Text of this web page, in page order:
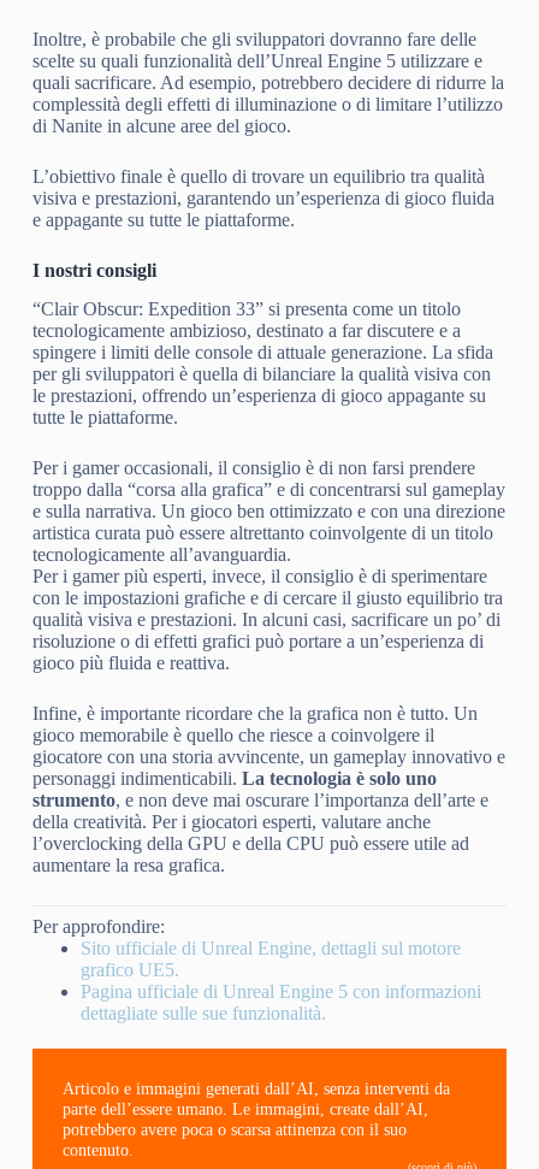
Inoltre, è probabile che gli sviluppatori dovranno fare delle
scelte su quali funzionalità dell’Unreal Engine 5 utilizzare e
quali sacrificare. Ad esempio, potrebbero decidere di ridurre la
complessità degli effetti di illuminazione o di limitare l’utilizzo
di Nanite in alcune aree del gioco.
L’obiettivo finale è quello di trovare un equilibrio tra qualità
visiva e prestazioni, garantendo un’esperienza di gioco fluida
e appagante su tutte le piattaforme.
I nostri consigli
“Clair Obscur: Expedition 33” si presenta come un titolo
tecnologicamente ambizioso, destinato a far discutere e a
spingere i limiti delle console di attuale generazione. La sfida
per gli sviluppatori è quella di bilanciare la qualità visiva con
le prestazioni, offrendo un’esperienza di gioco appagante su
tutte le piattaforme.
Per i gamer occasionali, il consiglio è di non farsi prendere
troppo dalla “corsa alla grafica” e di concentrarsi sul gameplay
e sulla narrativa. Un gioco ben ottimizzato e con una direzione
artistica curata può essere altrettanto coinvolgente di un titolo
tecnologicamente all’avanguardia.
Per i gamer più esperti, invece, il consiglio è di sperimentare
con le impostazioni grafiche e di cercare il giusto equilibrio tra
qualità visiva e prestazioni. In alcuni casi, sacrificare un po’ di
risoluzione o di effetti grafici può portare a un’esperienza di
gioco più fluida e reattiva.
Infine, è importante ricordare che la grafica non è tutto. Un
gioco memorabile è quello che riesce a coinvolgere il
giocatore con una storia avvincente, un gameplay innovativo e
personaggi indimenticabili. La tecnologia è solo uno
strumento, e non deve mai oscurare l’importanza dell’arte e
della creatività. Per i giocatori esperti, valutare anche
l’overclocking della GPU e della CPU può essere utile ad
aumentare la resa grafica.
Per approfondire:
Sito ufficiale di Unreal Engine, dettagli sul motore
grafico UE5.
Pagina ufficiale di Unreal Engine 5 con informazioni
dettagliate sulle sue funzionalità.
Articolo e immagini generati dall’AI, senza interventi da
parte dell’essere umano. Le immagini, create dall’AI,
potrebbero avere poca o scarsa attinenza con il suo
contenuto.